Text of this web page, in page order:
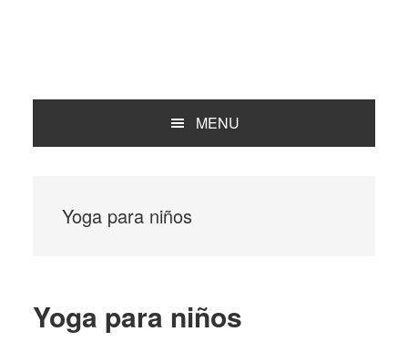
MENU
Yoga para niños
Yoga para niños